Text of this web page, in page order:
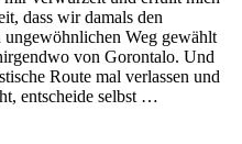
dass wir damals den
ungewöhnlichen Weg gewählt
von Gorontalo. Und
Route mal verlassen und
entscheide selbst …